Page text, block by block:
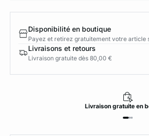
Disponibilité en boutique
Payez et retirez gratuitement votre article
Livraisons et retours
Livraison gratuite dès 80,00 €
Livraison gratuite en